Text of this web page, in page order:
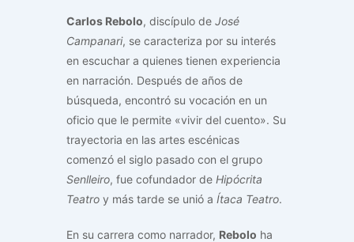
Carlos Rebolo, discípulo de José
Campanari, se caracteriza por su interés
en escuchar a quienes tienen experiencia
en narración. Después de años de
búsqueda, encontró su vocación en un
oficio que le permite «vivir del cuento». Su
trayectoria en las artes escénicas
comenzó el siglo pasado con el grupo
Senlleiro, fue cofundador de Hipócrita
Teatro y más tarde se unió a Ítaca Teatro.
En su carrera como narrador, Rebolo ha